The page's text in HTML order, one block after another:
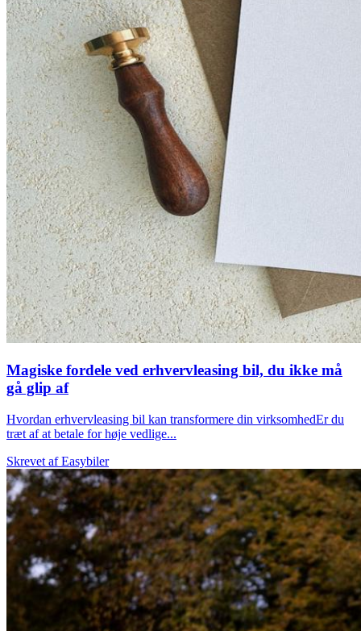
Magiske fordele ved erhvervleasing bil, du ikke må
gå glip af
Hvordan erhvervleasing bil kan transformere din virksomhedEr du
træt af at betale for høje vedlige...
Skrevet afEasybiler